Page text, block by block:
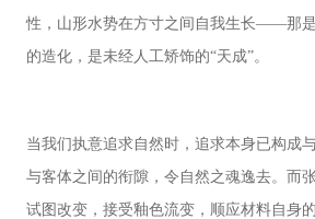
性，山形水势在方寸之间自我生长——那
的造化，是未经人工矫饰的“天成”。
当我们执意追求自然时，追求本身已构
与客体之间的衔隙，令自然之魂逸去。而
试图改变，接受釉色流变，顺应材料自身